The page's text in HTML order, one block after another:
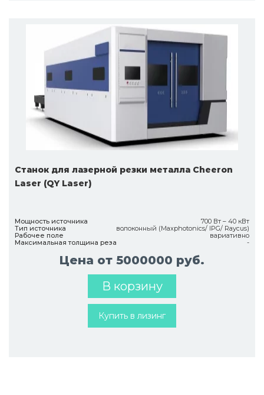
Станок для лазерной резки металла Cheeron
Laser (QY Laser)
Мощность источника
700 Вт – 40 кВт
Тип источника
волоконный (Maxphotonics/ IPG/ Raycus)
Рабочее поле
вариативно
Максимальная толщина реза
-
Цена от 5000000 руб.
В корзину
Купить в лизинг